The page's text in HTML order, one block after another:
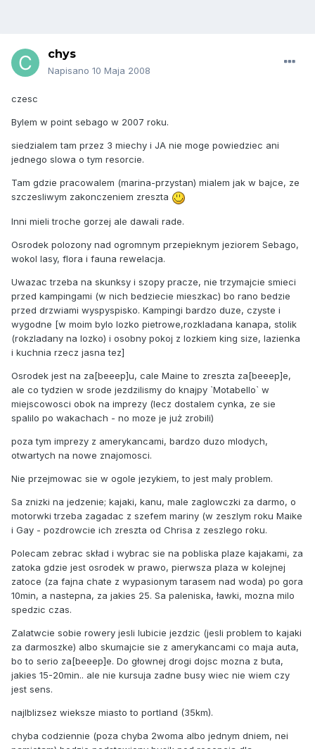
chys
Napisano 10 Maja 2008
czesc
Bylem w point sebago w 2007 roku.
siedzialem tam przez 3 miechy i JA nie moge powiedziec ani
jednego slowa o tym resorcie.
Tam gdzie pracowalem (marina-przystan) mialem jak w bajce, ze
szczesliwym zakonczeniem zreszta
Inni mieli troche gorzej ale dawali rade.
Osrodek polozony nad ogromnym przepieknym jeziorem Sebago,
wokol lasy, flora i fauna rewelacja.
Uwazac trzeba na skunksy i szopy pracze, nie trzymajcie smieci
przed kampingami (w nich bedziecie mieszkac) bo rano bedzie
przed drzwiami wyspyspisko. Kampingi bardzo duze, czyste i
wygodne [w moim bylo lozko pietrowe,rozkladana kanapa, stolik
(rokzladany na lozko) i osobny pokoj z lozkiem king size, lazienka
i kuchnia rzecz jasna tez]
Osrodek jest na za[beeep]u, cale Maine to zreszta za[beeep]e,
ale co tydzien w srode jezdzilismy do knajpy `Motabello` w
miejscowosci obok na imprezy (lecz dostalem cynka, ze sie
spalilo po wakachach - no moze je już zrobili)
poza tym imprezy z amerykancami, bardzo duzo mlodych,
otwartych na nowe znajomosci.
Nie przejmowac sie w ogole jezykiem, to jest maly problem.
Sa znizki na jedzenie; kajaki, kanu, male zaglowczki za darmo, o
motorwki trzeba zagadac z szefem mariny (w zeszlym roku Maike
i Gay - pozdrowcie ich zreszta od Chrisa z zeszlego roku.
Polecam zebrac skład i wybrac sie na pobliska plaze kajakami, za
zatoka gdzie jest osrodek w prawo, pierwsza plaza w kolejnej
zatoce (za fajna chate z wypasionym tarasem nad woda) po gora
10min, a nastepna, za jakies 25. Sa paleniska, ławki, mozna milo
spedzic czas.
Zalatwcie sobie rowery jesli lubicie jezdzic (jesli problem to kajaki
za darmoszke) albo skumajcie sie z amerykancami co maja auta,
bo to serio za[beeep]e. Do głownej drogi dojsc mozna z buta,
jakies 15-20min.. ale nie kursuja zadne busy wiec nie wiem czy
jest sens.
najlblizsez wieksze miasto to portland (35km).
chyba codziennie (poza chyba 2woma albo jednym dniem, nei